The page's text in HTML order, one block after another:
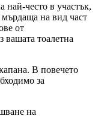
най-често в участък,
мърдаща на вид част
от
вашата тоалетна
В повечето
за